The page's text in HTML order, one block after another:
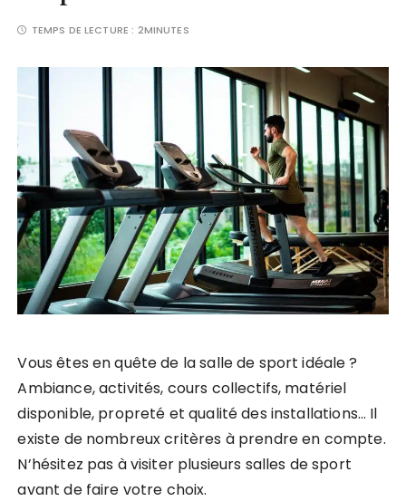
TEMPS DE LECTURE : 2MINUTES
Vous êtes en quête de la salle de sport idéale ?
Ambiance, activités, cours collectifs, matériel
disponible, propreté et qualité des installations… Il
existe de nombreux critères à prendre en compte.
N’hésitez pas à visiter plusieurs salles de sport
avant de faire votre choix.